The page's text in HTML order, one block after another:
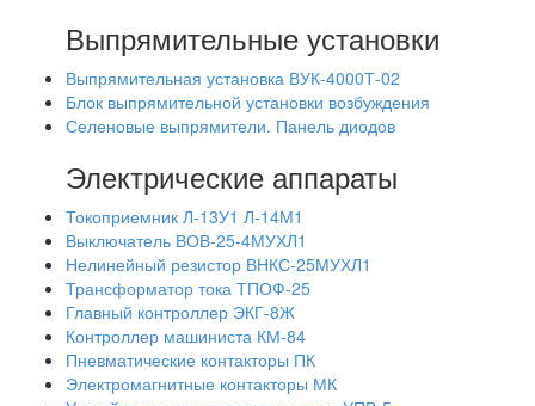
Выпрямительные установки
Выпрямительная установка ВУК-4000Т-02
Блок выпрямительной установки возбуждения
Селеновые выпрямители. Панель диодов
Электрические аппараты
Токоприемник Л-13У1 Л-14М1
Выключатель ВОВ-25-4МУХЛ1
Нелинейный резистор ВНКС-25МУХЛ1
Трансформатор тока ТПОФ-25
Главный контроллер ЭКГ-8Ж
Контроллер машиниста КМ-84
Пневматические контакторы ПК
Электромагнитные контакторы МК